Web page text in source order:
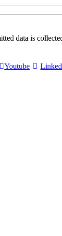
data is
Youtube